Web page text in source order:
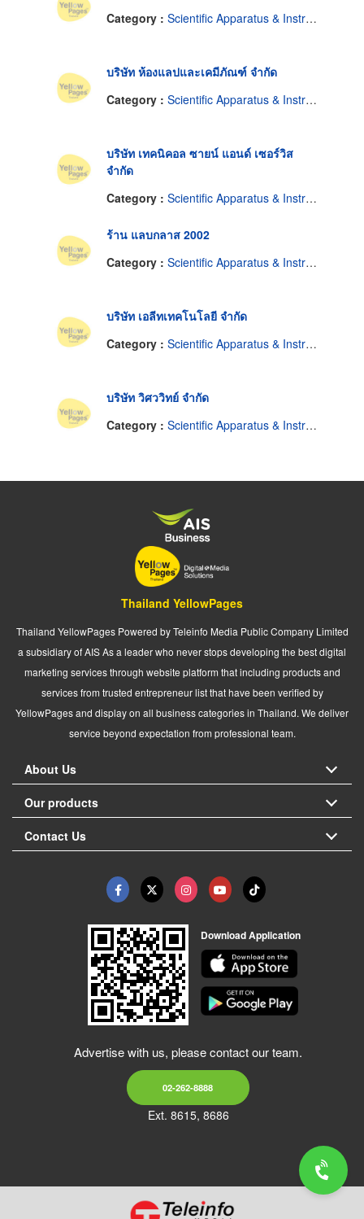
Category : Scientific Apparatus & Instruments
บริษัท ห้องแลปและเคมีภัณฑ์ จำกัด
Category : Scientific Apparatus & Instruments
บริษัท เทคนิคอล ซายน์ แอนด์ เซอร์วิส
จำกัด
Category : Scientific Apparatus & Instruments
ร้าน แลบกลาส 2002
Category : Scientific Apparatus & Instruments
บริษัท เอลีทเทคโนโลยี จำกัด
Category : Scientific Apparatus & Instruments
บริษัท วิศววิทย์ จำกัด
Category : Scientific Apparatus & Instruments
Thailand YellowPages
Thailand YellowPages Powered by Teleinfo Media Public Company Limited
a subsidiary of AIS As a leader who never stops developing the best digital
marketing services through website platform that including products and
services from trusted entrepreneur list that have been verified by
YellowPages and display on all business categories in Thailand. We deliver
service beyond expectation from professional team.
About Us
Our products
Contact Us
Download Application
Advertise with us, please contact our team.
02-262-8888
Ext. 8615, 8686